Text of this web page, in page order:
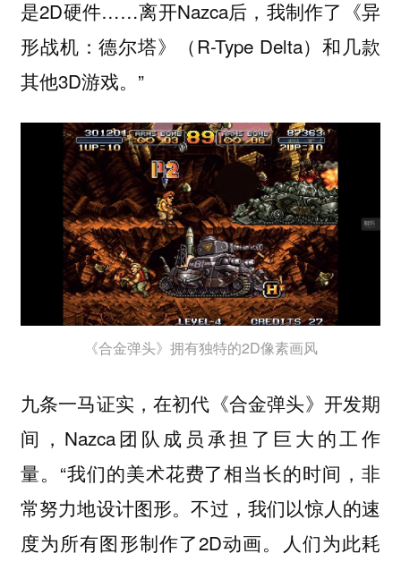
是2D硬件……离开Nazca后，我制作了《异
形战机：德尔塔》（R-Type Delta）和几款
其他3D游戏。”
《合金弹头》拥有独特的2D像素画风
九条一马证实，在初代《合金弹头》开发期
间，Nazca团队成员承担了巨大的工作
量。“我们的美术花费了相当长的时间，非
常努力地设计图形。不过，我们以惊人的速
度为所有图形制作了2D动画。人们为此耗